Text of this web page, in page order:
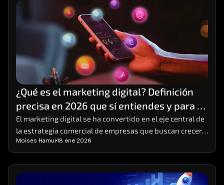
¿Qué es el marketing digital? Definición
precisa en 2026 que sí entiendes y para
poner en práctica
El marketing digital se ha convertido en el eje central de
la estrategia comercial de empresas que buscan crecer
Moises Hamui 18 ene 2026